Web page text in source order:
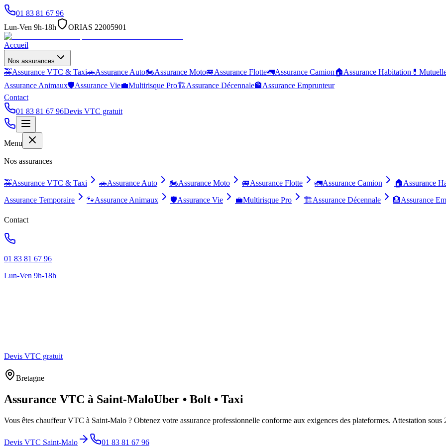
01 83 81 67 96
Lun-Ven 9h-18h
ORIAS 22005901
Accueil
Nos assurances
🚕Assurance VTC & Taxi🚗Assurance Auto🏍️Assurance Moto🚐Assurance Flotte🚛Assurance Camion🏠Assurance Habitation 💊
Assurance Animaux🛡️Assurance Vie💼Multirisque Pro🏗️Assurance Décennale🏦Assurance Emprunteur
Contact
01 83 81 67 96Devis VTC gratuit
Menu
Nos assurances
🚕Assurance VTC & Taxi 🚗Assurance Auto 🏍️Assurance Moto 🚐Assurance Flotte 🚛Assurance Camion 🏠Assurance
Assurance Temporaire
🐾Assurance Animaux 🛡️Assurance Vie 💼Multirisque Pro 🏗️Assurance Décennale 🏦Assurance
Contact
01 83 81 67 96
Lun-Ven 9h-18h
Devis VTC gratuit
Bretagne
Assurance VTC à Saint-MaloUber • Bolt • Taxi
Vous êtes chauffeur VTC à Saint-Malo ? Obtenez votre assurance professionnelle conforme aux exigences des plateformes. Attestation sous
Devis VTC Saint-Malo 01 83 81 67 96